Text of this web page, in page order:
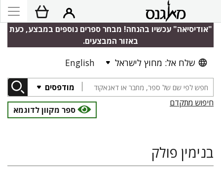
"אודיסיאה" עכשיו בהנחה! מבחר ספרים נוספים במבצע, כעת
באזור המבצעים.
שלח אל: מחוץ לישראל English
מודפסים
חיפוש מתקדם
ספר מקוון לדוגמא
בנימין פולק